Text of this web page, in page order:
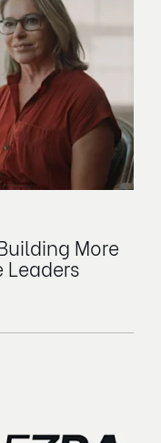
More